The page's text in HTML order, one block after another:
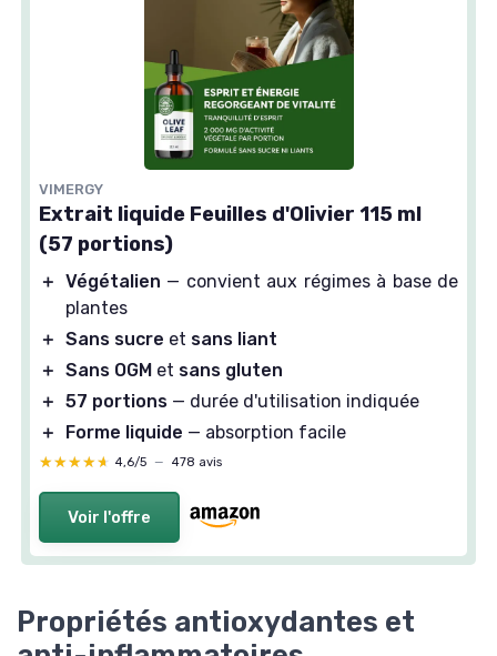
VIMERGY
Extrait liquide Feuilles d'Olivier 115 ml
(57 portions)
＋ Végétalien — convient aux régimes à base de
plantes
＋ Sans sucre et sans liant
＋ Sans OGM et sans gluten
＋ 57 portions — durée d'utilisation indiquée
＋
Forme liquide — absorption facile
★★★★★
★★★★★ 4,6/5 — 478 avis
Voir l'offre
Propriétés antioxydantes et